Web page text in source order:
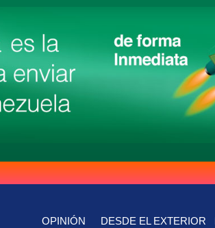
OPINIÓN DESDE EL EXTERIOR